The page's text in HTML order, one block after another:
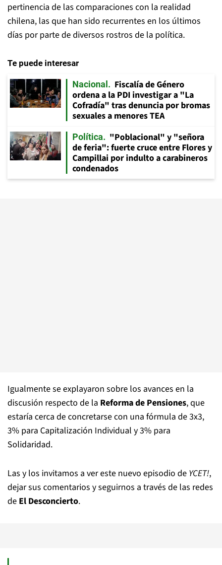
pertinencia de las comparaciones con la realidad
chilena, las que han sido recurrentes en los últimos
días por parte de diversos rostros de la política.
Te puede interesar
Nacional
Fiscalía de Género
ordena a la PDI investigar a "La
Cofradía" tras denuncia por bromas
sexuales a menores TEA
Política
"Poblacional" y "señora
de feria": fuerte cruce entre Flores y
Campillai por indulto a carabineros
condenados
Igualmente se explayaron sobre los avances en la
discusión respecto de la Reforma de Pensiones, que
estaría cerca de concretarse con una fórmula de 3x3,
3% para Capitalización Individual y 3% para
Solidaridad.
Las y los invitamos a ver este nuevo episodio de YCET!,
dejar sus comentarios y seguirnos a través de las redes
de El Desconcierto.